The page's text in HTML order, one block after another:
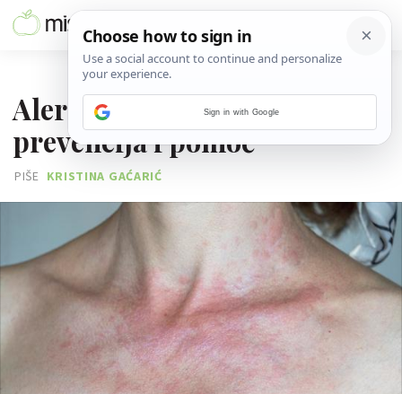
Alergija na sunce: Simptomi,
prevencija i pomoć
PIŠE KRISTINA GAĆARIĆ
Sign in with Google